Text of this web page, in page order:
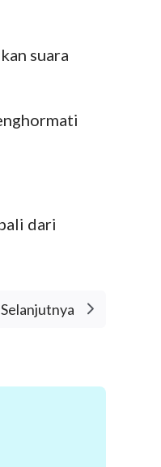
suara
dari
Selanjutnya